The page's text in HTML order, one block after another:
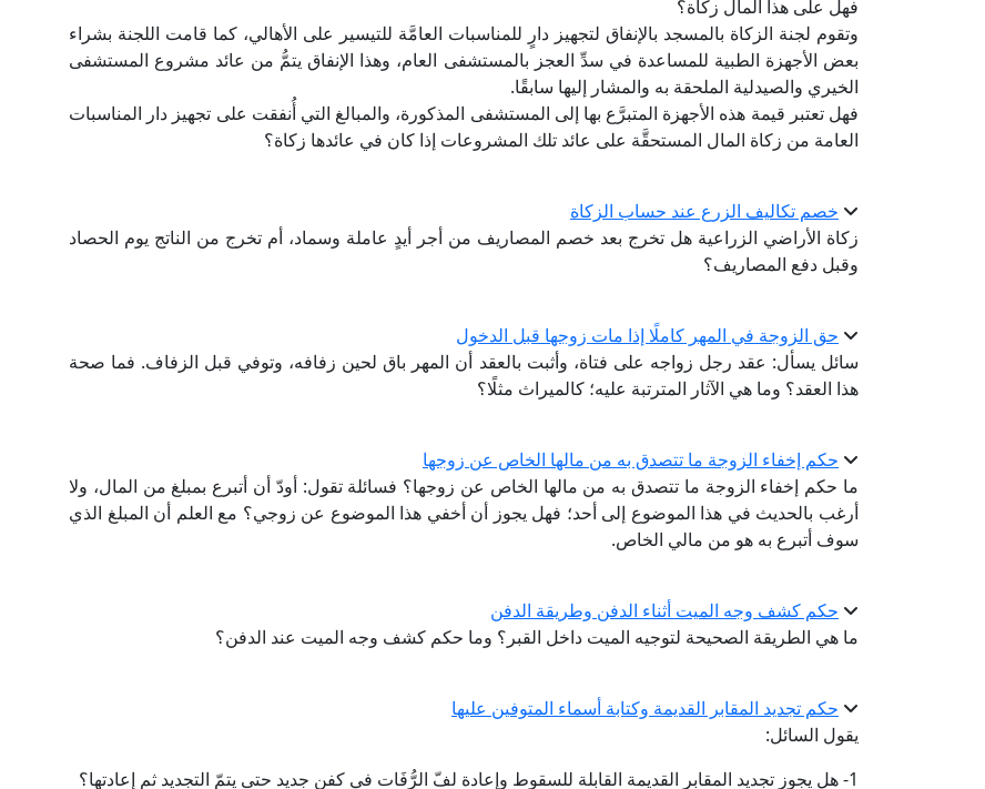
فهل على هذا المال زكاة؟
وتقوم لجنة الزكاة بالمسجد بالإنفاق لتجهيز دارٍ للمناسبات العامَّة للتيسير على الأهالي، كما قامت اللجنة بشراء
بعض الأجهزة الطبية للمساعدة في سدِّ العجز بالمستشفى العام، وهذا الإنفاق يتمُّ من عائد مشروع المستشفى
الخيري والصيدلية الملحقة به والمشار إليها سابقًا.
فهل تعتبر قيمة هذه الأجهزة المتبرَّع بها إلى المستشفى المذكورة، والمبالغ التي أُنفقت على تجهيز دار المناسبات
العامة من زكاة المال المستحقَّة على عائد تلك المشروعات إذا كان في عائدها زكاة؟
خصم تكاليف الزرع عند حساب الزكاة
زكاة الأراضي الزراعية هل تخرج بعد خصم المصاريف من أجر أيدٍ عاملة وسماد، أم تخرج من الناتج يوم الحصاد
وقبل دفع المصاريف؟
حق الزوجة في المهر كاملًا إذا مات زوجها قبل الدخول
سائل يسأل: عقد رجل زواجه على فتاة، وأثبت بالعقد أن المهر باق لحين زفافه، وتوفي قبل الزفاف. فما صحة
هذا العقد؟ وما هي الآثار المترتبة عليه؛ كالميراث مثلًا؟
حكم إخفاء الزوجة ما تتصدق به من مالها الخاص عن زوجها
ما حكم إخفاء الزوجة ما تتصدق به من مالها الخاص عن زوجها؟ فسائلة تقول: أودّ أن أتبرع بمبلغ من المال، ولا
أرغب بالحديث في هذا الموضوع إلى أحد؛ فهل يجوز أن أخفي هذا الموضوع عن زوجي؟ مع العلم أن المبلغ الذي
سوف أتبرع به هو من مالي الخاص.
حكم كشف وجه الميت أثناء الدفن وطريقة الدفن
ما هي الطريقة الصحيحة لتوجيه الميت داخل القبر؟ وما حكم كشف وجه الميت عند الدفن؟
حكم تجديد المقابر القديمة وكتابة أسماء المتوفين عليها
يقول السائل:
1- هل يجوز تجديد المقابر القديمة القابلة للسقوط وإعادة لفّ الرُّفَات في كفن جديد حتى يتمّ التجديد ثم إعادتها؟